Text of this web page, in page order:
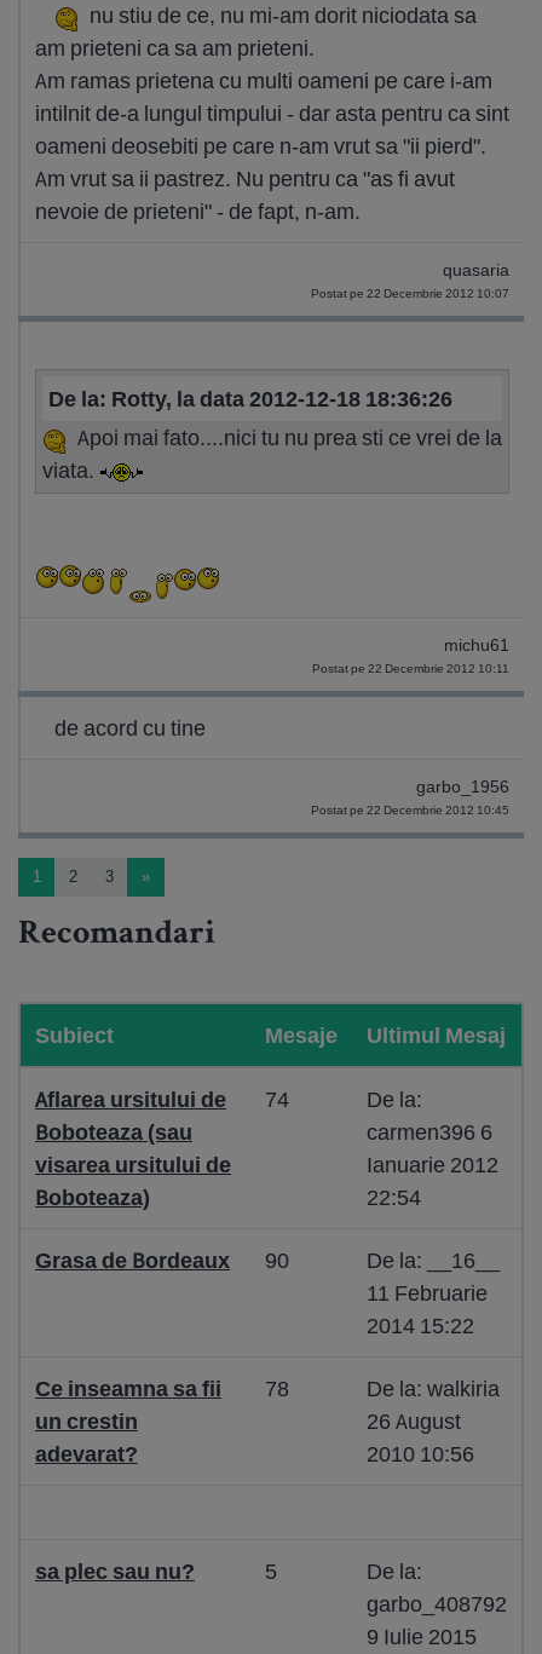
nu stiu de ce, nu mi-am dorit niciodata sa
am prieteni ca sa am prieteni.
Am ramas prietena cu multi oameni pe care i-am
intilnit de-a lungul timpului - dar asta pentru ca sint
oameni deosebiti pe care n-am vrut sa "ii pierd".
Am vrut sa ii pastrez. Nu pentru ca "as fi avut
nevoie de prieteni" - de fapt, n-am.
quasaria
Postat pe 22 Decembrie 2012 10:07
De la: Rotty, la data 2012-12-18 18:36:26
Apoi mai fato....nici tu nu prea sti ce vrei de la
viata.
michu61
Postat pe 22 Decembrie 2012 10:11
de acord cu tine
garbo_1956
Postat pe 22 Decembrie 2012 10:45
1 2 3 »
Recomandari
Subiect Mesaje Ultimul Mesaj
Aflarea ursitului de
Boboteaza (sau
visarea ursitului de
Boboteaza)
74
De la:
carmen396 6
Ianuarie 2012
22:54
Grasa de Bordeaux 90
De la: __16__
11 Februarie
2014 15:22
Ce inseamna sa fii
un crestin
adevarat?
78
De la: walkiria
26 August
2010 10:56
sa plec sau nu? 5
De la:
garbo_408792
9 Iulie 2015